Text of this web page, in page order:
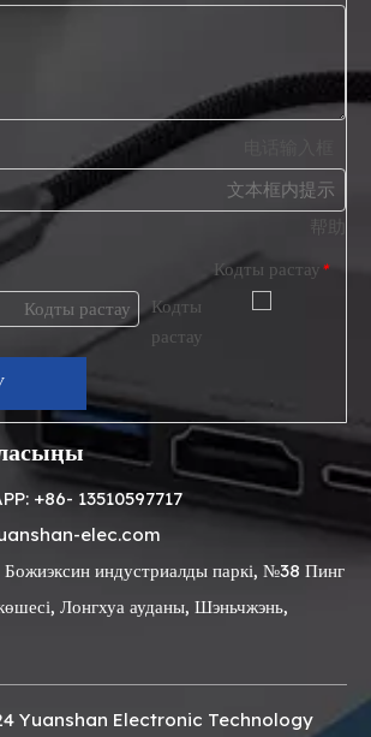
帮助
*
Кодты растау
+86- 13510597717
elec.com
индустриалды паркі, №38 Пинг
Лонгхуа ауданы, Шэньчжэнь,
Yuanshan Electronic Technology